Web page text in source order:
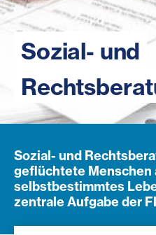
Sozial- und
Sozial- und
geflüchtete Menschen
selbstbestimmtes
zentrale Aufgabe der